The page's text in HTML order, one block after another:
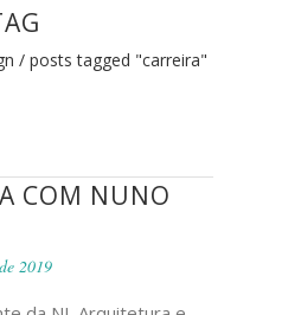
/ posts tagged "carreira"
COM NUNO
2019